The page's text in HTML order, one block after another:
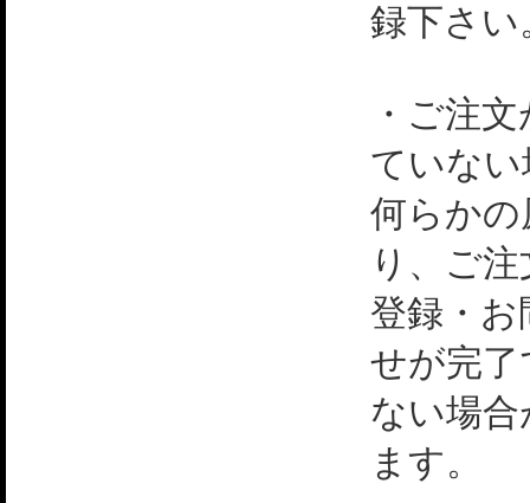
録下さい
・ご注
ていない
何らか
り、ご
登録・
せが完
ない場
ます。